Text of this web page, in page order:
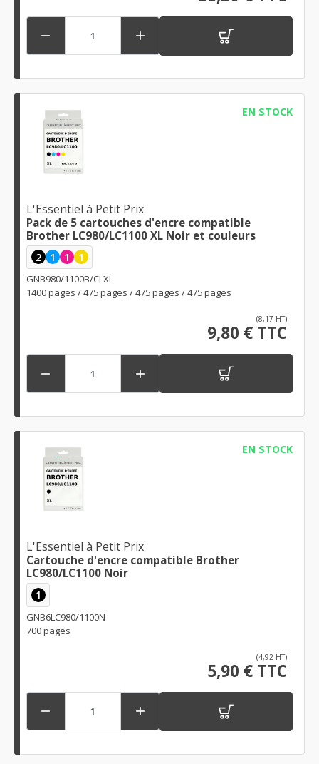
 
EN STOCK
L'Essentiel à Petit Prix
Pack de 5 cartouches d'encre compatible
Brother LC980/LC1100 XL Noir et couleurs
2 1 1 1
GNB980/1100B/CLXL
1400 pages / 475 pages / 475 pages / 475 pages
(8,17 HT)
9,80 € TTC
 
EN STOCK
L'Essentiel à Petit Prix
Cartouche d'encre compatible Brother
LC980/LC1100 Noir
1
GNB6LC980/1100N
700 pages
(4,92 HT)
5,90 € TTC
 